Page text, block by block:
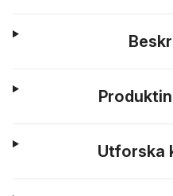
Utforska